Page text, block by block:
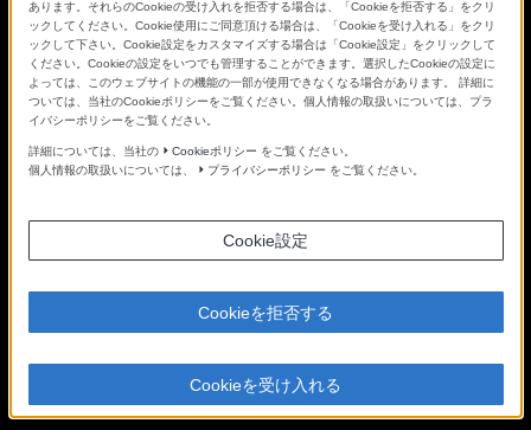
特集：CP+で届けたかった思い「余計なことを考えずに、そ
の瞬間だけに集中する～α7Rシリーズで切り取った世界の
光」
あります。それらのCookieの受け入れを拒否する場合は、「Cookieを拒否する」をクリ
ックしてください。Cookie使用にご同意頂ける場合は、「Cookieを受け入れる」をクリ
ックして下さい。Cookie設定をカスタマイズする場合は「Cookie設定」をクリックして
ください。Cookieの設定をいつでも管理することができます。選択したCookieの設定に
よっては、このウェブサイトの機能の一部が使用できなくなる場合があります。 詳細に
ついては、当社のCookieポリシーをご覧ください。個人情報の取扱いについては、プラ
イバシーポリシーをご覧ください。
詳細については、当社の Cookieポリシー をご覧ください。
個人情報の取扱いについては、
プライバシーポリシー をご覧ください。
Cookie設定
Cookieを拒否する
Cookieを受け入れる